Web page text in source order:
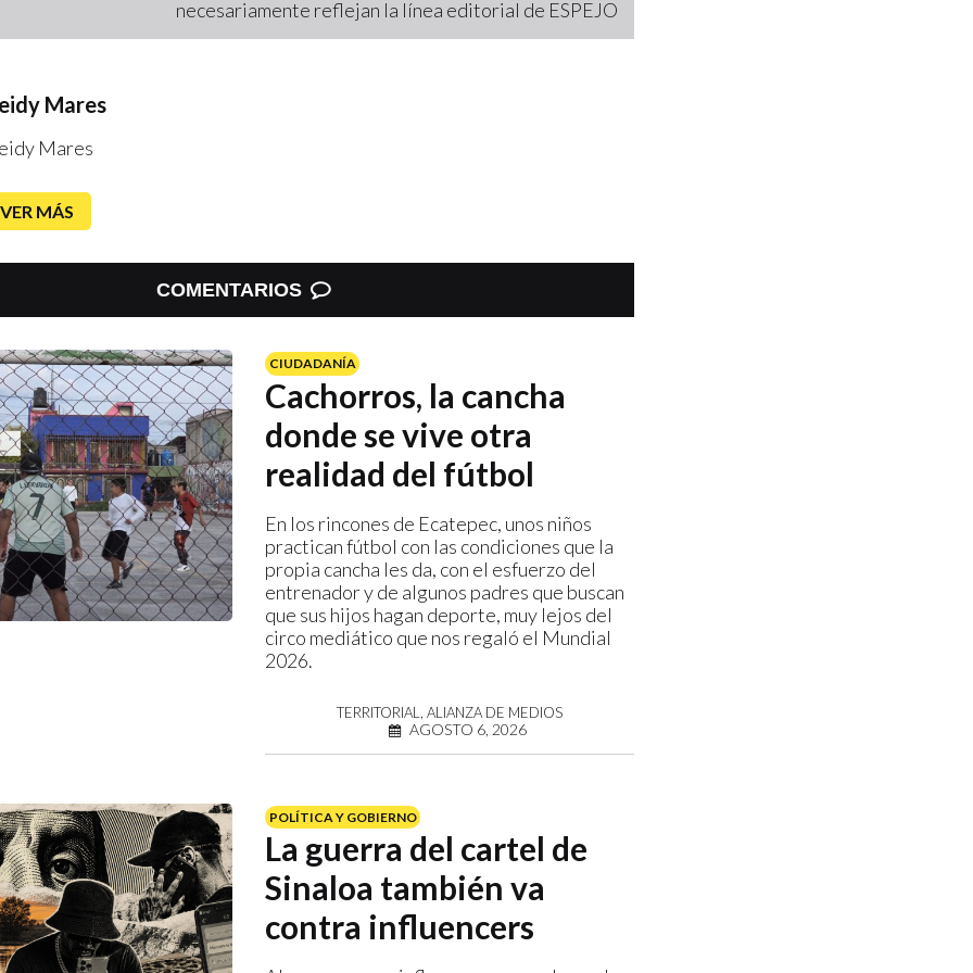
necesariamente reflejan la línea editorial de ESPEJO
Mares
Mares
VER MÁS
COMENTARIOS
CIUDADANÍA
Cachorros, la cancha
donde se vive otra
realidad del fútbol
En los rincones de Ecatepec, unos niños
practican fútbol con las condiciones que la
propia cancha les da, con el esfuerzo del
entrenador y de algunos padres que buscan
que sus hijos hagan deporte, muy lejos del
circo mediático que nos regaló el Mundial
2026.
TERRITORIAL, ALIANZA DE MEDIOS
AGOSTO 6, 2026
POLÍTICA Y GOBIERNO
La guerra del cartel de
Sinaloa también va
contra influencers